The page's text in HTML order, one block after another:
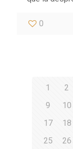
0
1 2
9
10
17
18
25
26